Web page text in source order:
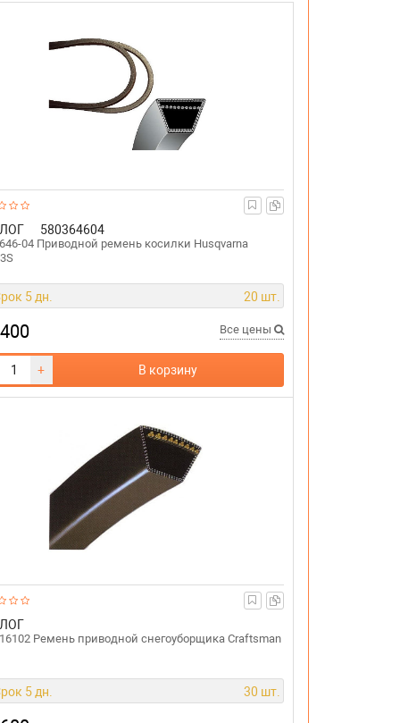
580364604
04 Приводной ремень косилки Husqvarna
5 дн. 20 шт.
Все цены
+ В корзину
Ремень приводной снегоуборщика Craftsman
5 дн. 30 шт.